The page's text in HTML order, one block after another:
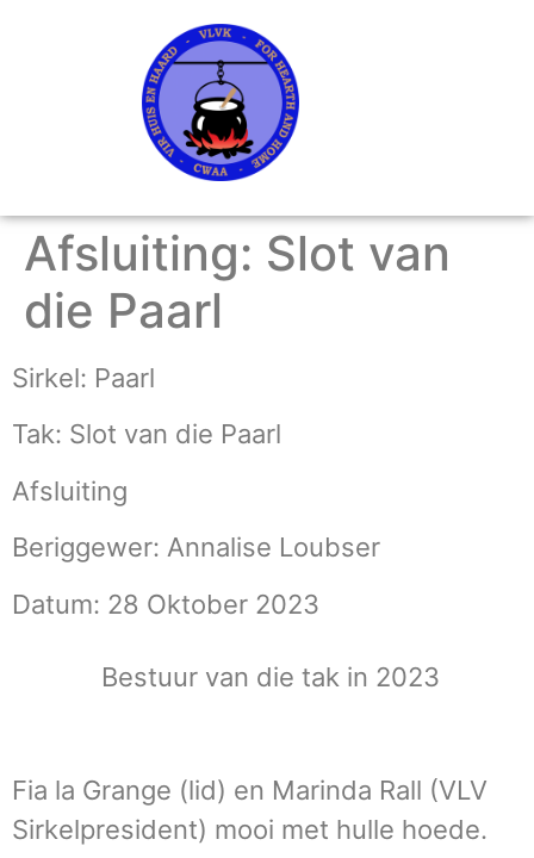
Afsluiting: Slot van
die Paarl
Sirkel: Paarl
Tak: Slot van die Paarl
Afsluiting
Beriggewer: Annalise Loubser
Datum: 28 Oktober 2023
Bestuur van die tak in 2023
Fia la Grange (lid) en Marinda Rall (VLV
Sirkelpresident) mooi met hulle hoede.